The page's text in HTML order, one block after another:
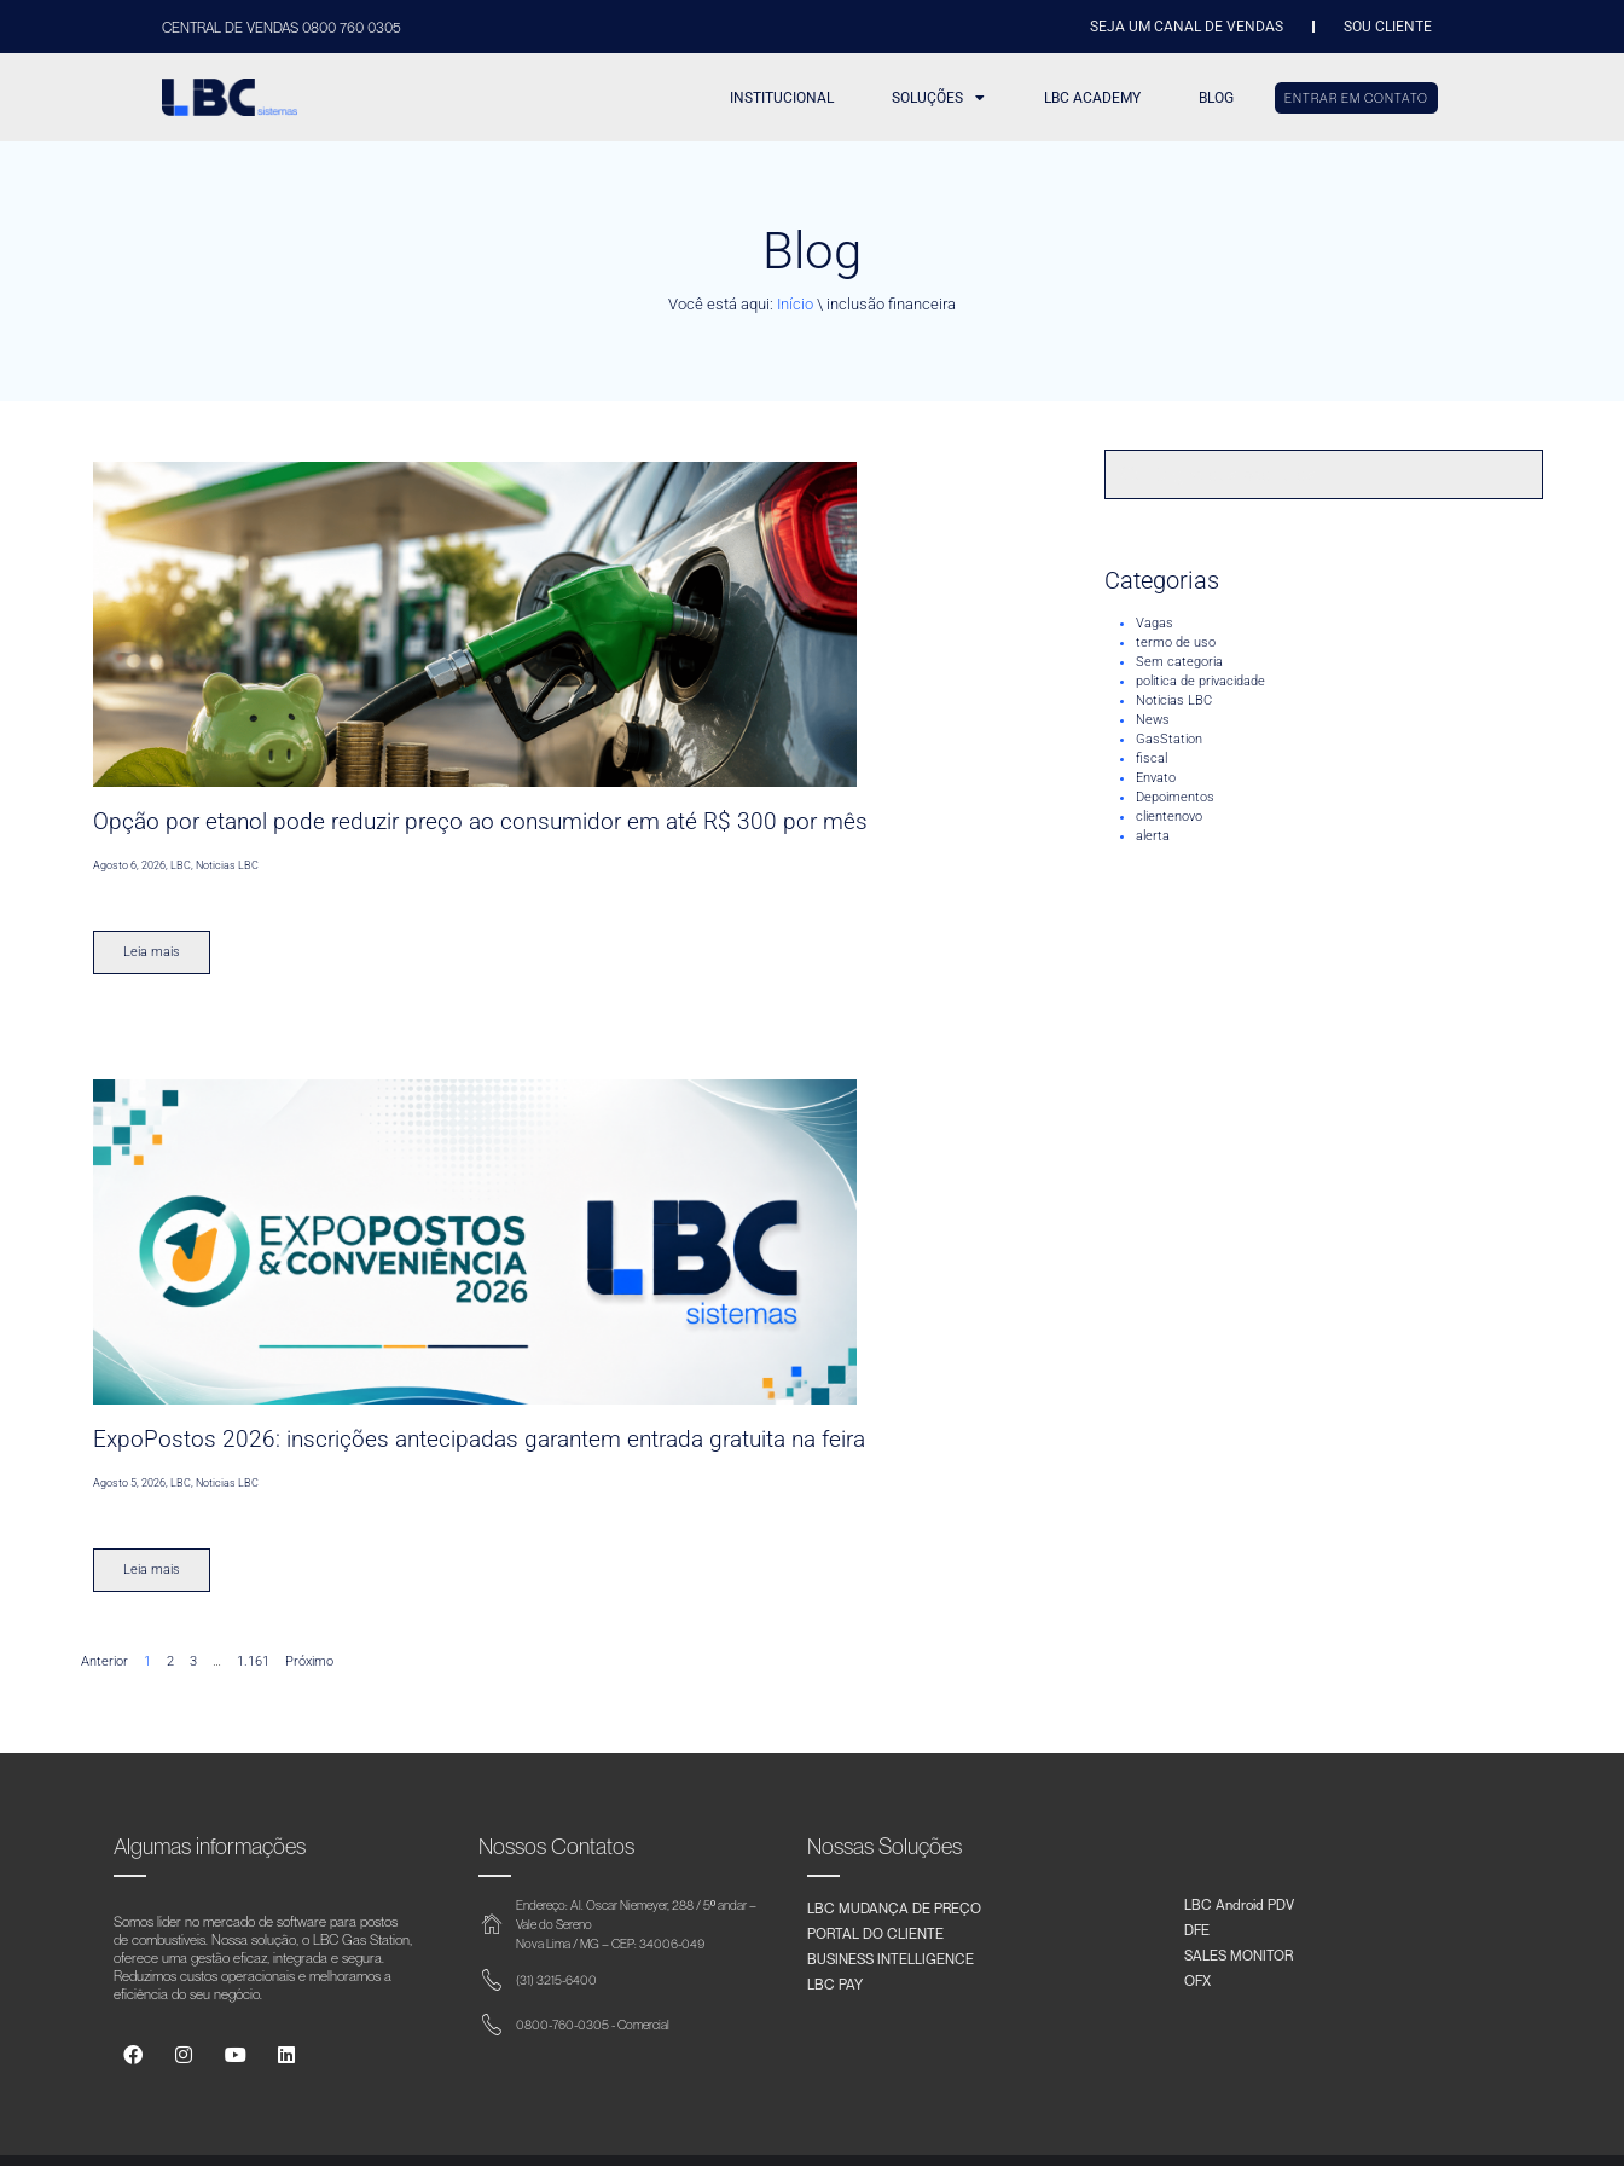
CENTRAL DE VENDAS 0800 760 0305 SEJA UM CANAL DE VENDAS SOU CLIENTE
INSTITUCIONAL SOLUÇÕES LBC ACADEMY BLOG ENTRAR EM CONTATO
Blog
Você está aqui: Início \ inclusão financeira
Opção por etanol pode reduzir preço ao consumidor em até R$ 300 por mês
Agosto 6, 2026,LBC,Noticias LBC
Leia mais
ExpoPostos 2026: inscrições antecipadas garantem entrada gratuita na feira
Agosto 5, 2026 ,LBC Noticias LBC
Leia mais
Anterior 1 2 3 … 1.161 Próximo
Categorias
Vagas
termo de uso
Sem categoria
politica de privacidade
Noticias LBC
News
GasStation
fiscal
Envato
Depoimentos
clientenovo
alerta
Algumas informações
Somos líder no mercado de software para postos
de combustíveis. Nossa solução, o LBC Gas Station,
oferece uma gestão eficaz, integrada e segura.
Reduzimos custos operacionais e melhoramos a
eficiência do seu negócio.
Nossos Contatos
Endereço: Al. Oscar Niemeyer, 288 / 5º andar –
Vale do Sereno
Nova Lima / MG – CEP: 34006-049
(31) 3215-6400
0800-760-0305 - Comercial
Nossas Soluções
LBC MUDANÇA DE PREÇO
PORTAL DO CLIENTE
BUSINESS INTELLIGENCE
LBC PAY
LBC Android PDV
DFE
SALES MONITOR
OFX